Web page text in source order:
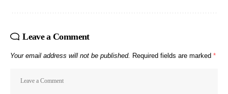
Leave a Comment
Your email address will not be published. Required fields are marked *